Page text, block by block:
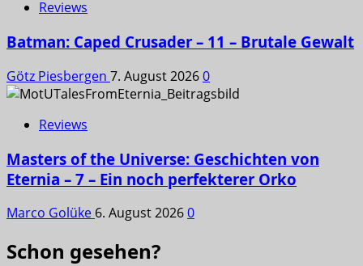
Reviews
Batman: Caped Crusader – 11 – Brutale Gewalt
Götz Piesbergen 7. August 20260
Reviews
Masters of the Universe: Geschichten von
Eternia – 7 – Ein noch perfekterer Orko
Marco Golüke 6. August 20260
Schon gesehen?